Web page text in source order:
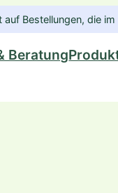
auf Bestellungen, die
Beratung